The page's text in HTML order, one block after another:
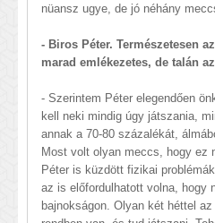
nüansz ugye, de jó néhány
- Biros Péter. Természetesen
marad emlékezetes, de talán
- Szerintem Péter elegendően
kell neki mindig úgy játszania,
annak a 70-80 százalékát,
Most volt olyan meccs, hogy ez
Péter is küzdött fizikai
az is előfordulhatott volna, hogy
bajnokságon. Olyan két héttel